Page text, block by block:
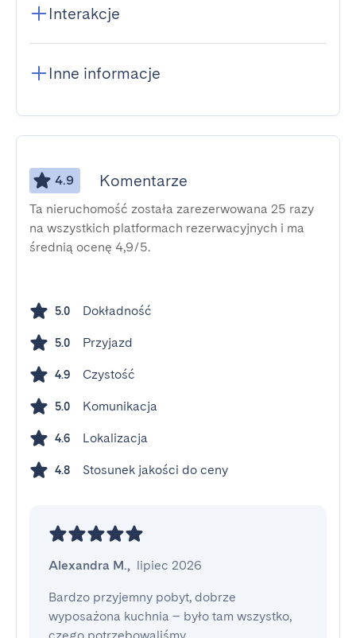
Interakcje
Inne informacje
4.9 Komentarze
Ta nieruchomość została zarezerwowana 25 razy
na wszystkich platformach rezerwacyjnych i ma
średnią ocenę 4,9/5.
5.0 Dokładność
5.0 Przyjazd
4.9 Czystość
5.0 Komunikacja
4.6 Lokalizacja
4.8 Stosunek jakości do ceny
Alexandra M., lipiec 2026
Bardzo przyjemny pobyt, dobrze
wyposażona kuchnia – było tam wszystko,